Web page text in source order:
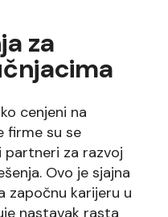
za
cenjeni na
firme su se
partneri za razvoj
Ovo je sjajna
započnu karijeru u
nastavak rasta